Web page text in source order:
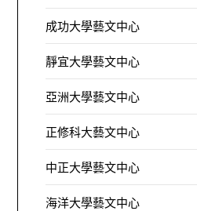
成功大學藝文中心
靜宜大學藝文中心
亞洲大學藝文中心
正修科大藝文中心
中正大學藝文中心
海洋大學藝文中心